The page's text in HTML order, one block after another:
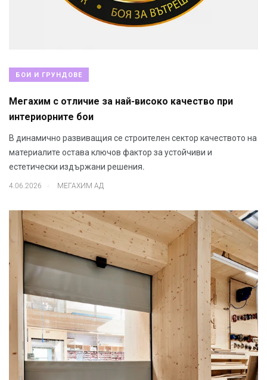
БОИ И ГРУНДОВЕ
Мегахим с отличие за най-високо качество при
интериорните бои
В динамично развиващия се строителен сектор качеството на
материалите остава ключов фактор за устойчиви и
естетически издържани решения.
4.06.2026 . МЕГАХИМ АД